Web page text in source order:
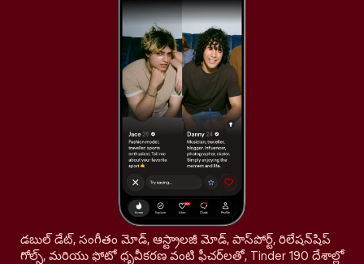
డబుల్ డేట్, సంగీతం మోడ్, ఆస్ట్రాలజీ మోడ్, పాస్‌పోర్ట్, రిలేషన్‌షిప్
గోల్స్, మరియు ఫోటో ధృవీకరణ వంటి ఫీచర్‌లతో, Tinder 190 దేశాల్లో